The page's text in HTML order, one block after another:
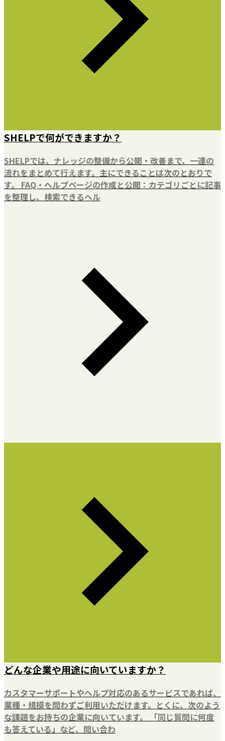
SHELPで何ができますか？
SHELPでは、ナレッジの整備から公開・改善まで、一連の
流れをまとめて行えます。主にできることは次のとおりで
す。 FAQ・ヘルプページの作成と公開：カテゴリごとに記事
を整理し、検索できるヘル
どんな企業や用途に向いていますか？
カスタマーサポートやヘルプ対応のあるサービスであれば、
業種・規模を問わずご利用いただけます。とくに、次のよう
な課題をお持ちの企業に向いています。 「同じ質問に何度
も答えている」など、問い合わ